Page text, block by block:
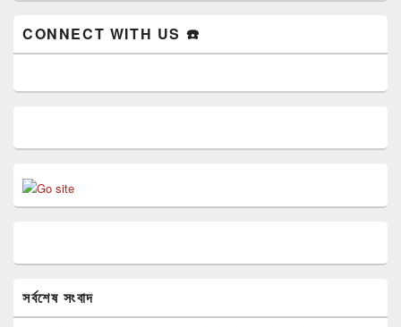
CONNECT WITH US ☎️
সর্বশেষ সংবাদ